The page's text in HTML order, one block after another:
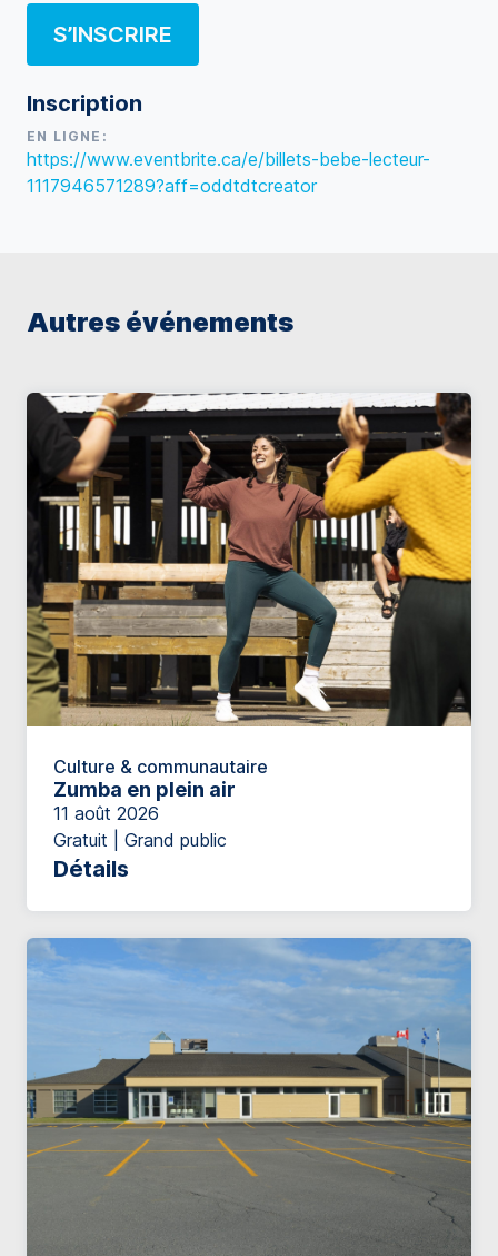
S’INSCRIRE
Inscription
EN LIGNE:
https://www.eventbrite.ca/e/billets-bebe-lecteur-
1117946571289?aff=oddtdtcreator
Autres événements
Culture & communautaire
Zumba en plein air
11 août 2026
Gratuit | Grand public
Détails